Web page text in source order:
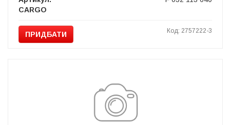
CARGO
ПРИДБАТИ Код: 2757222-3